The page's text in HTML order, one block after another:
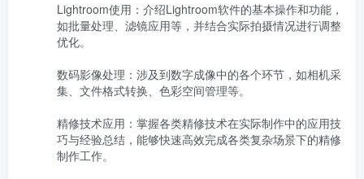
Lightroom使用：介绍Lightroom软件的基本操作和功能，
如批量处理、滤镜应用等，并结合实际拍摄情况进行调整
优化。
数码影像处理：涉及到数字成像中的各个环节，如相机采
集、文件格式转换、色彩空间管理等。
精修技术应用：掌握各类精修技术在实际制作中的应用技
巧与经验总结，能够快速高效完成各类复杂场景下的精修
制作工作。